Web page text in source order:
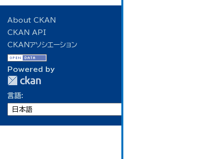
About CKAN
CKAN API
CKANアソシエーション
Powered by
言語